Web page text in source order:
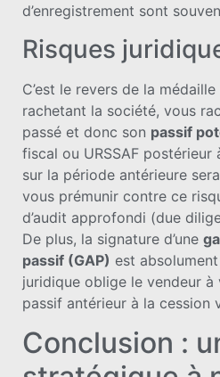
d’enregistrement sont
Risques
C’est le revers de la
rachetant la société, vous
passé et donc son passif
fiscal ou URSSAF
sur la période antérieure
vous prémunir contre ce
d’audit approfondi (due
De plus, la signature d’une
passif (GAP) est
juridique oblige le vendeur à
passif antérieur à la cession
Conclusion :